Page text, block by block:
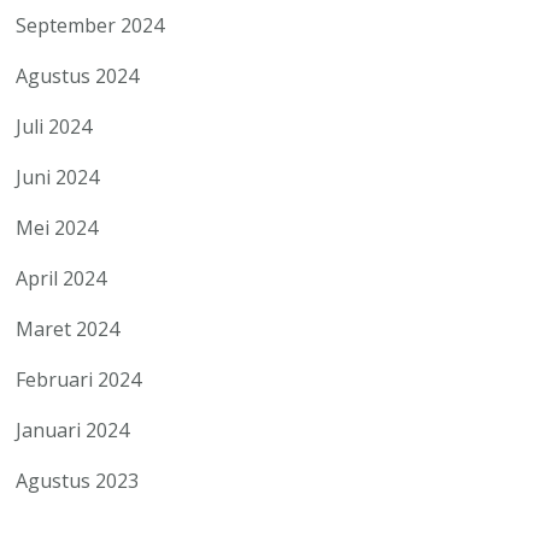
September 2024
Agustus 2024
Juli 2024
Juni 2024
Mei 2024
April 2024
Maret 2024
Februari 2024
Januari 2024
Agustus 2023